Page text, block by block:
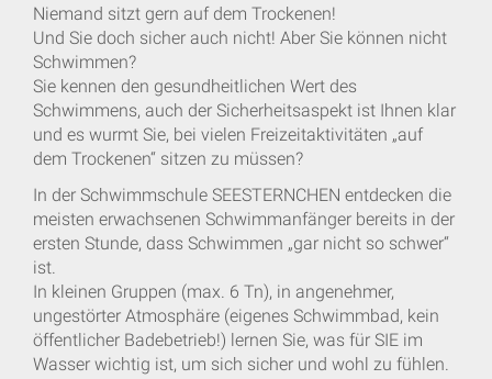
Niemand sitzt gern auf dem Trockenen!
Und Sie doch sicher auch nicht! Aber Sie können nicht
Schwimmen?
Sie kennen den gesundheitlichen Wert des
Schwimmens, auch der Sicherheitsaspekt ist Ihnen klar
und es wurmt Sie, bei vielen Freizeitaktivitäten „auf
dem Trockenen“ sitzen zu müssen?
In der Schwimmschule SEESTERNCHEN entdecken die
meisten erwachsenen Schwimmanfänger bereits in der
ersten Stunde, dass Schwimmen „gar nicht so schwer“
ist.
In kleinen Gruppen (max. 6 Tn), in angenehmer,
ungestörter Atmosphäre (eigenes Schwimmbad, kein
öffentlicher Badebetrieb!) lernen Sie, was für SIE im
Wasser wichtig ist, um sich sicher und wohl zu fühlen.